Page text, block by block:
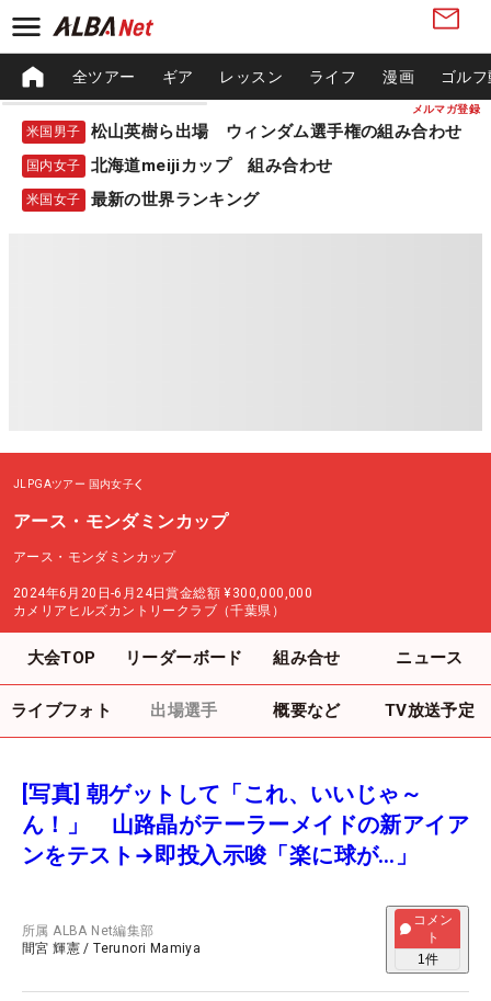
メルマガ登録
全ツアー ギア レッスン ライフ 漫画 ゴル
米国男子 松山英樹ら出場 ウィンダム選手権の組み合わせ
国内女子 北海道meijiカップ 組み合わせ
米国女子 最新の世界ランキング
JLPGAツアー 国内女子
アース・モンダミンカップ
アース・モンダミンカップ
2024年6月20日-6月24日賞金総額 ¥300,000,000
カメリアヒルズカントリークラブ（千葉県）
大会TOP リーダーボード 組み合せ ニュース
ライブフォト 出場選手 概要など TV放送予定
[写真] 朝ゲットして「これ、いいじゃ～
ん！」 山路晶がテーラーメイドの新アイア
ンをテスト→即投入示唆「楽に球が…」
所属ALBA Net編集部
間宮 輝憲 /Terunori Mamiya
コメン
ト
1件